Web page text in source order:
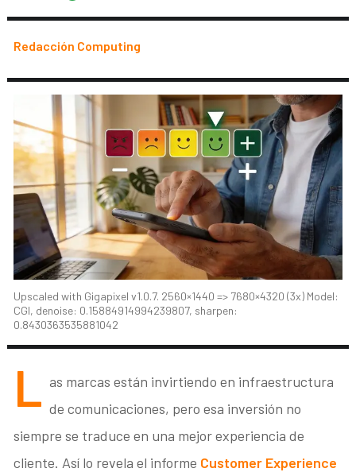
Redacción Computing
Upscaled with Gigapixel v1.0.7. 2560×1440 => 7680×4320 (3x) Model:
CGI, denoise: 0.15884914994239807, sharpen:
0.8430363535881042
L as marcas están invirtiendo en infraestructura
de comunicaciones, pero esa inversión no
siempre se traduce en una mejor experiencia de
cliente. Así lo revela el informe Customer Experience